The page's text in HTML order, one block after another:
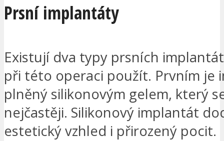
Prsní implantáty
Existují dva typy prsních
při této operaci použít. Prvním je
plněný silikonovým gelem, který
nejčastěji. Silikonový implantát
estetický vzhled i přirozený pocit.